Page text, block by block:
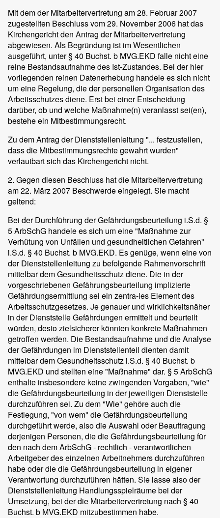
Mit dem der Mitarbeitervertretung am 28. Februar 2007
zugestellten Beschluss vom 29. November 2006 hat das
Kirchengericht den Antrag der Mitarbeitervertretung
abgewiesen. Als Begründung ist im Wesentlichen
ausgeführt, unter § 40 Buchst. b MVG.EKD falle nicht eine
reine Bestandsaufnahme des Ist-Zustandes. Bei der hier
vorliegenden reinen Datenerhebung handele es sich nicht
um eine Regelung, die der personellen Organisation des
Arbeitsschutzes diene. Erst bei einer Entscheidung
darüber, ob und welche Maßnahme(n) veranlasst sei(en),
bestehe ein Mitbestimmungsrecht.
Zu dem Antrag der Dienststellenleitung "... festzustellen,
dass die Mitbestimmungsrechte gewahrt wurden"
verlautbart sich das Kirchengericht nicht.
2. Gegen diesen Beschluss hat die Mitarbeitervertretung
am 22. März 2007 Beschwerde eingelegt. Sie macht
geltend:
Bei der Durchführung der Gefährdungsbeurteilung i.S.d. §
5 ArbSchG handele es sich um eine "Maßnahme zur
Verhütung von Unfällen und gesundheitlichen Gefahren"
i.S.d. § 40 Buchst. b MVG.EKD. Es genüge, wenn eine von
der Dienststellenleitung zu befolgende Rahmenvorschrift
mittelbar dem Gesundheitsschutz diene. Die in der
vorgeschriebenen Gefährungsbeurteilung implizierte
Gefährdungsermittlung sei ein zentra-les Element des
Arbeitsschutzgesetzes. Je genauer und wirklichkeitsnäher
in der Dienststelle Gefährdungen ermittelt und beurteilt
würden, desto zielsicherer könnten konkrete Maßnahmen
getroffen werden. Die Bestandsaufnahme und die Analyse
der Gefährdungen im Dienststellenteil dienten damit
mittelbar dem Gesundheitsschutz i.S.d. § 40 Buchst. b
MVG.EKD und stellten eine "Maßnahme" dar. § 5 ArbSchG
enthalte insbesondere keine zwingenden Vorgaben, "wie"
die Gefährdungsbeurteilung in der jeweiligen Dienststelle
durchzuführen sei. Zu dem "Wie" gehöre auch die
Festlegung, "von wem" die Gefährdungsbeurteilung
durchgeführt werde, also die Auswahl oder Beauftragung
derjenigen Personen, die die Gefährdungsbeurteilung für
den nach dem ArbSchG - rechtlich - verantwortlichen
Arbeitgeber des einzelnen Arbeitnehmers durchzuführen
habe oder die die Gefährdungsbeurteilung in eigener
Verantwortung durchzuführen hätten. Sie lasse also der
Dienststellenleitung Handlungsspielräume bei der
Umsetzung, bei der die Mitarbeitervertretung nach § 40
Buchst. b MVG.EKD mitzubestimmen habe.